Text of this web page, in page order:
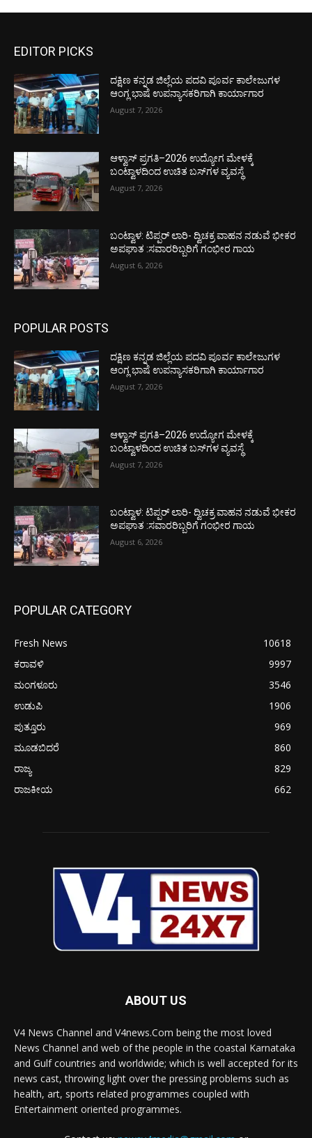
EDITOR PICKS
ದಕ್ಷಿಣ ಕನ್ನಡ ಜಿಲ್ಲೆಯ ಪದವಿ ಪೂರ್ವ ಕಾಲೇಜುಗಳ
ಆಂಗ್ಲ ಭಾಷೆ ಉಪನ್ಯಾಸಕರಿಗಾಗಿ ಕಾರ್ಯಾಗಾರ
August 7, 2026
ಆಳ್ವಾಸ್ ಪ್ರಗತಿ–2026 ಉದ್ಯೋಗ ಮೇಳಕ್ಕೆ
ಬಂಟ್ವಾಳದಿಂದ ಉಚಿತ ಬಸ್‌ಗಳ ವ್ಯವಸ್ಥೆ
August 7, 2026
ಬಂಟ್ವಾಳ: ಟಿಪ್ಪರ್ ಲಾರಿ- ದ್ವಿಚಕ್ರ ವಾಹನ ನಡುವೆ ಭೀಕರ
ಅಪಘಾತ :ಸವಾರರಿಬ್ಬರಿಗೆ ಗಂಭೀರ ಗಾಯ
August 6, 2026
POPULAR POSTS
ದಕ್ಷಿಣ ಕನ್ನಡ ಜಿಲ್ಲೆಯ ಪದವಿ ಪೂರ್ವ ಕಾಲೇಜುಗಳ
ಆಂಗ್ಲ ಭಾಷೆ ಉಪನ್ಯಾಸಕರಿಗಾಗಿ ಕಾರ್ಯಾಗಾರ
August 7, 2026
ಆಳ್ವಾಸ್ ಪ್ರಗತಿ–2026 ಉದ್ಯೋಗ ಮೇಳಕ್ಕೆ
ಬಂಟ್ವಾಳದಿಂದ ಉಚಿತ ಬಸ್‌ಗಳ ವ್ಯವಸ್ಥೆ
August 7, 2026
ಬಂಟ್ವಾಳ: ಟಿಪ್ಪರ್ ಲಾರಿ- ದ್ವಿಚಕ್ರ ವಾಹನ ನಡುವೆ ಭೀಕರ
ಅಪಘಾತ :ಸವಾರರಿಬ್ಬರಿಗೆ ಗಂಭೀರ ಗಾಯ
August 6, 2026
POPULAR CATEGORY
Fresh News
10618
ಕರಾವಳಿ
9997
ಮಂಗಳೂರು
3546
ಉಡುಪಿ
1906
ಪುತ್ತೂರು
969
ಮೂಡಬಿದರೆ
860
ರಾಜ್ಯ
829
ರಾಜಕೀಯ
662
ABOUT US
V4 News Channel and V4news.Com being the most loved
News Channel and web of the people in the coastal Karnataka
and Gulf countries and worldwide; which is well accepted for its
news cast, throwing light over the pressing problems such as
health, art, sports related programmes coupled with
Entertainment oriented programmes.